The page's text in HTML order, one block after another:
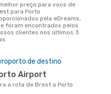
para Porto
pela eDreams,
foram encontrados pelos
clientes nos últimos 3
de destino
Airport
a rota de Brest a Porto